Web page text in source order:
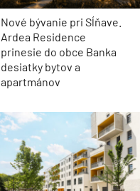
Nové bývanie pri Sĺňave.
Ardea Residence
prinesie do obce Banka
desiatky bytov a
apartmánov